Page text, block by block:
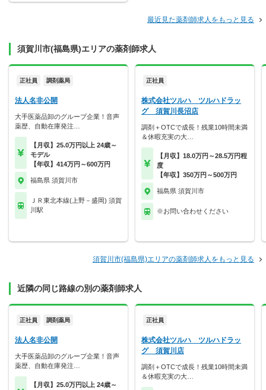
最近見た薬剤師求人をもっと見る
須賀川市(福島県)エリアの薬剤師求人
正社員 調剤薬局
法人名非公開
大手医薬品卸のグループ企業！音声
薬歴、自動在庫発注…
【月収】25.0万円以上 24歳～
モデル
【年収】414万円～600万円
福島県 須賀川市
ＪＲ東北本線(上野－盛岡) 須賀
川駅
正社員
株式会社ツルハ ツルハドラッ
グ 須賀川長沼店
調剤＋OTCで成長！残業10時間未満
＆休暇充実の大…
【月収】18.0万円～28.5万円程
度
【年収】350万円～500万円
福島県 須賀川市
※お問い合わせください
須賀川市(福島県)エリアの薬剤師求人をもっと見る
近隣の同じ路線の別の薬剤師求人
正社員 調剤薬局
法人名非公開
大手医薬品卸のグループ企業！音声
薬歴、自動在庫発注…
【月収】25.0万円以上 24歳～
正社員
株式会社ツルハ ツルハドラッ
グ 須賀川店
調剤＋OTCで成長！残業10時間未満
＆休暇充実の大…